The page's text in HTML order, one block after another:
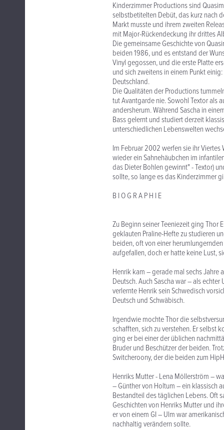
Kinderzimmer Productions sind
selbstbetitelten Debüt, das kurz nach
Markt musste und ihrem zweiten
mit Major-Rückendeckung ihr drittes
Die gemeinsame Geschichte von
beiden 1986, und es entstand der
Vinyl gegossen, und die erste Platte
und sich zweitens in einem Punkt
Deutschland.
Die Qualitäten der Productions
tut Avantgarde nie. Sowohl Textor als
andersherum. Während Sascha in
Bass gelernt und studiert derzeit
unterschiedlichen Lebenswelten
Im Februar 2002 werfen sie ihr
wieder ein Sahnehäubchen im
das Dieter Bohlen gewinnt" - Textor)
sollte, so lange es das Kinderzimmer
B I O G R A P H I E
Zu Beginn seiner Teeniezeit ging Thor
geklauten Praline-Hefte zu studieren
beiden, oft von einer
aufgefallen, doch er hatte keine Lust,
Henrik kam – gerade mal sechs Jahre
Deutsch. Auch Sascha war – als
verlernte Henrik sein Schwedisch
Deutsch und Schwäbisch.
Irgendwie mochte Thor die
schafften, sich zu verstehen. Er selbst
ging er bei einer der üblichen
Bruder und Beschützer der beiden.
Switcheroony, der die beiden zum
Henriks Mutter - Lena Möllerström –
– Günther von Holtum – ein klassisch
Bestandteil des täglichen Lebens. Oft
Geschichten von Henriks Mutter und
er von einem GI – Ulm war
nachhaltig verändern sollte.